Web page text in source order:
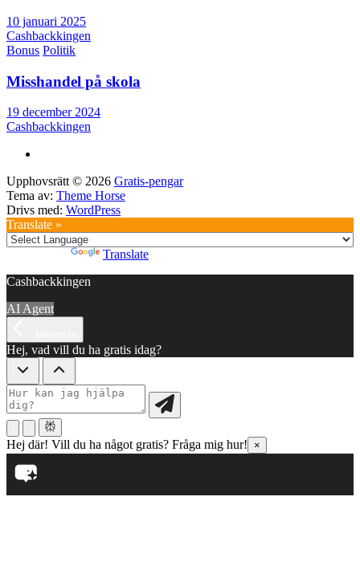
10 januari 2025
Cashbackkingen
Bonus Politik
Misshandel på skola
19 december 2024
Cashbackkingen
Upphovsrätt © 2026 Gratis-pengar
Tema av: Theme Horse
Drivs med: WordPress
Translate »
Translate
Cashbackkingen
AI Agent
Hej, vad vill du ha gratis idag?
Hej där! Vill du ha något gratis? Fråga mig hur! ×